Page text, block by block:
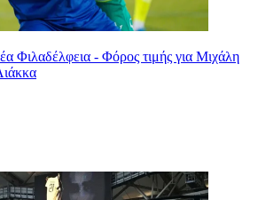
Φιλαδέλφεια - Φόρος τιμής για Μιχάλη